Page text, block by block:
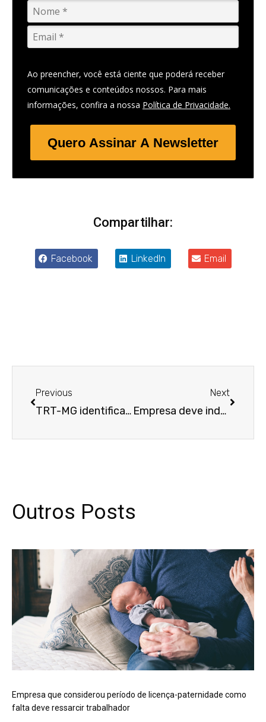
Ao preencher, você está ciente que poderá receber
comunicações e conteúdos nossos. Para mais
informações, confira a nossa Política de Privacidade.
Quero Assinar A Newsletter
Compartilhar:
Facebook LinkedIn Email
Previous
TRT-MG identifica fraude em dispensa para favorecer trabalhadora com seguro-desemprego e encaminha caso ao Ministério Público Federal para investigação
Next
Empresa deve indenizar trabalhador vítima de assédio sexual
Outros Posts
Empresa que considerou período de licença-paternidade como
falta deve ressarcir trabalhador